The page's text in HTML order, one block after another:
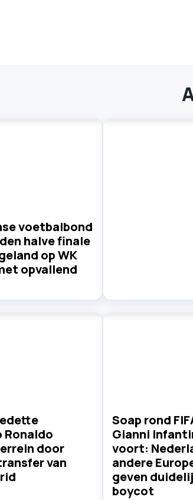
voetbalbond
halve finale
op WK
opvallend
door
van
Soap rond
Gianni
voort:
andere
geven
boycot